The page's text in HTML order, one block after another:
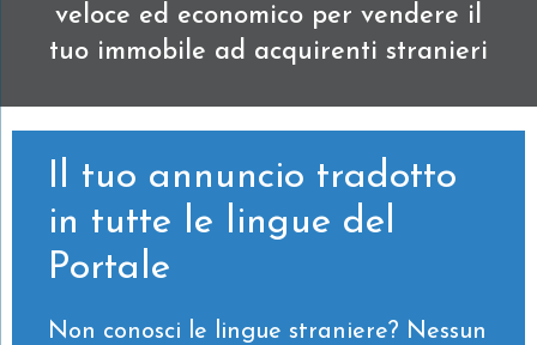
veloce ed economico per vendere il
tuo immobile ad acquirenti stranieri
Il tuo annuncio tradotto
in tutte le lingue del
Portale
Non conosci le lingue straniere? Nessun